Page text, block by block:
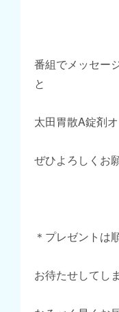
番組でメッセー
と
太田胃散A錠剤
ぜひよろしくお
＊プレゼントは
お待たせしてし